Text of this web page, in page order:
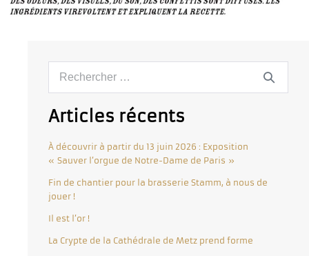
Articles récents
À découvrir à partir du 13 juin 2026 : Exposition
« Sauver l’orgue de Notre-Dame de Paris »
Fin de chantier pour la brasserie Stamm, à nous de
jouer !
Il est l’or !
La Crypte de la Cathédrale de Metz prend forme